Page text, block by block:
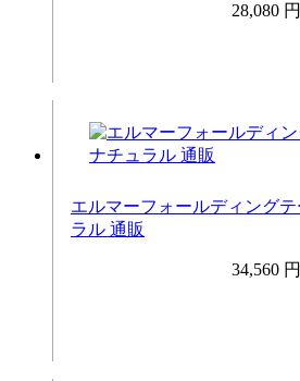
28,080 円
エルマーフォールディングテ
ラル 通販
34,560 円